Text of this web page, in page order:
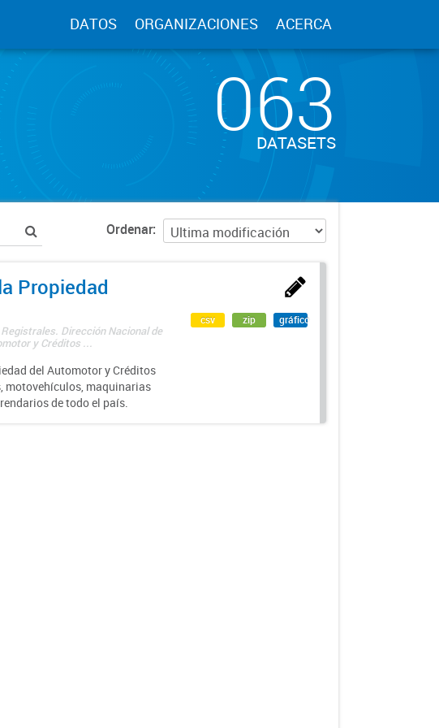
DATOS ORGANIZACIONES ACERCA
063
DATASETS
Ordenar
Propiedad
Dirección Nacional de
y Créditos ...
del Automotor y Créditos
motovehículos, maquinarias
de todo el país.
csv zip gráfico